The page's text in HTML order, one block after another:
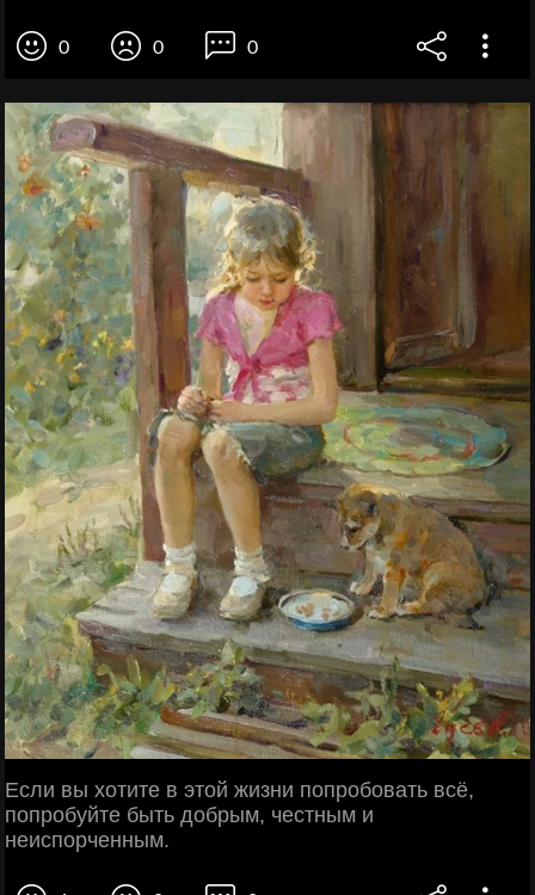
0 0 0
Если вы хотите в этой жизни попробовать всё,
попробуйте быть добрым, честным и
неиспорченным.